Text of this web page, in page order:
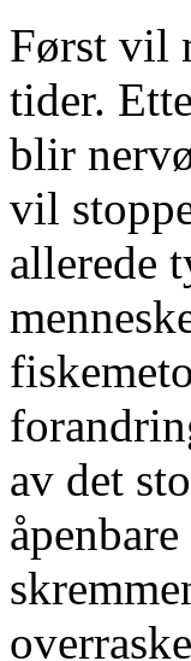
Først vil
tider.
blir
vil
allerede
av det